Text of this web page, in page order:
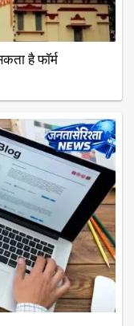
है फॉर्म